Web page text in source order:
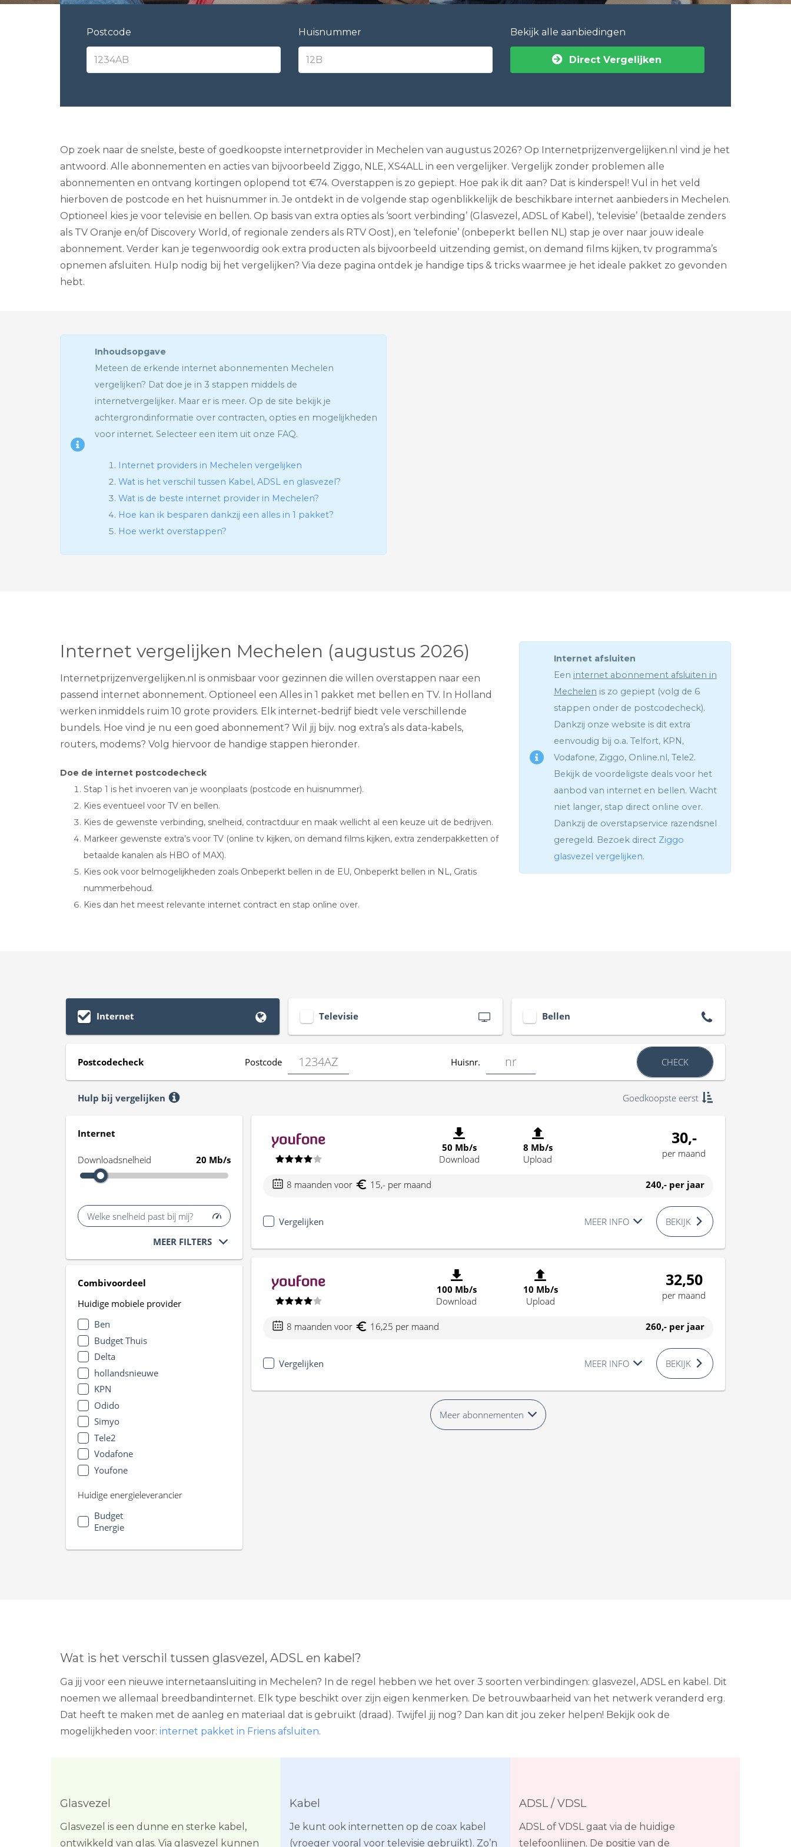
v
e
n
n
t
e
n
B
l
l
n
G
z
r
i
Postcode Huisnummer Bekijk alle aanbiedingen
Direct Vergelijken
Op zoek naar de snelste, beste of goedkoopste internetprovider in Mechelen van augustus 2026? Op Internetprijzenvergelijken.nl vind je het
antwoord. Alle abonnementen en acties van bijvoorbeeld Ziggo, NLE, XS4ALL in een vergelijker. Vergelijk zonder problemen alle
abonnementen en ontvang kortingen oplopend tot €74. Overstappen is zo gepiept. Hoe pak ik dit aan? Dat is kinderspel! Vul in het veld
hierboven de postcode en het huisnummer in. Je ontdekt in de volgende stap ogenblikkelijk de beschikbare internet aanbieders in Mechelen.
Optioneel kies je voor televisie en bellen. Op basis van extra opties als ‘soort verbinding’ (Glasvezel, ADSL of Kabel), ‘televisie’ (betaalde zenders
als TV Oranje en/of Discovery World, of regionale zenders als RTV Oost), en ‘telefonie’ (onbeperkt bellen NL) stap je over naar jouw ideale
abonnement. Verder kan je tegenwoordig ook extra producten als bijvoorbeeld uitzending gemist, on demand films kijken, tv programma’s
opnemen afsluiten. Hulp nodig bij het vergelijken? Via deze pagina ontdek je handige tips & tricks waarmee je het ideale pakket zo gevonden
hebt.
Inhoudsopgave
Meteen de erkende internet abonnementen Mechelen
vergelijken? Dat doe je in 3 stappen middels de
internetvergelijker. Maar er is meer. Op de site bekijk je
achtergrondinformatie over contracten, opties en mogelijkheden
voor internet. Selecteer een item uit onze FAQ.
Internet providers in Mechelen vergelijken
Wat is het verschil tussen Kabel, ADSL en glasvezel?
Wat is de beste internet provider in Mechelen?
Hoe kan ik besparen dankzij een alles in 1 pakket?
Hoe werkt overstappen?
Internet vergelijken Mechelen (augustus 2026)
Internetprijzenvergelijken.nl is onmisbaar voor gezinnen die willen overstappen naar een
passend internet abonnement. Optioneel een Alles in 1 pakket met bellen en TV. In Holland
werken inmiddels ruim 10 grote providers. Elk internet-bedrijf biedt vele verschillende
bundels. Hoe vind je nu een goed abonnement? Wil jij bijv. nog extra’s als data-kabels,
routers, modems? Volg hiervoor de handige stappen hieronder.
Doe de internet postcodecheck
Stap 1 is het invoeren van je woonplaats (postcode en huisnummer).
Kies eventueel voor TV en bellen.
Kies de gewenste verbinding, snelheid, contractduur en maak wellicht al een keuze uit de bedrijven.
Markeer gewenste extra’s voor TV (online tv kijken, on demand films kijken, extra zenderpakketten of
betaalde kanalen als HBO of MAX).
Kies ook voor belmogelijkheden zoals Onbeperkt bellen in de EU, Onbeperkt bellen in NL, Gratis
nummerbehoud.
Kies dan het meest relevante internet contract en stap online over.
Internet afsluiten
Een internet abonnement afsluiten in
Mechelen is zo gepiept (volg de 6
stappen onder de postcodecheck).
Dankzij onze website is dit extra
eenvoudig bij o.a. Telfort, KPN,
Vodafone, Ziggo, Online.nl, Tele2.
Bekijk de voordeligste deals voor het
aanbod van internet en bellen. Wacht
niet langer, stap direct online over.
Dankzij de overstapservice razendsnel
geregeld. Bezoek direct Ziggo
glasvezel vergelijken.
Internet Televisie Bellen
Postcodecheck Postcode Huisnr. CHECK
Hulp bij vergelijken Goedkoopste eerst
Internet
Downloadsnelheid 20 Mb/s
Welke snelheid past bij mij?
MEER FILTERS
Combivoordeel
Huidige mobiele provider
Ben
Budget Thuis
Delta
hollandsnieuwe
KPN
Odido
Simyo
Tele2
Vodafone
Youfone
Huidige energieleverancier
Budget
Energie
50 Mb/s
Download
8 Mb/s
Upload
30,-
per maand
8 maanden voor 15,- per maand 240,- per jaar
Vergelijken MEER INFO BEKIJK
100 Mb/s
Download
10 Mb/s
Upload
32,50
per maand
8 maanden voor 16,25 per maand 260,- per jaar
Vergelijken MEER INFO BEKIJK
Meer abonnementen
Wat is het verschil tussen glasvezel, ADSL en kabel?
Ga jij voor een nieuwe internetaansluiting in Mechelen? In de regel hebben we het over 3 soorten verbindingen: glasvezel, ADSL en kabel. Dit
noemen we allemaal breedbandinternet. Elk type beschikt over zijn eigen kenmerken. De betrouwbaarheid van het netwerk veranderd erg.
Dat heeft te maken met de aanleg en materiaal dat is gebruikt (draad). Twijfel jij nog? Dan kan dit jou zeker helpen! Bekijk ook de
mogelijkheden voor: internet pakket in Friens afsluiten.
Glasvezel
Glasvezel is een dunne en sterke kabel,
ontwikkeld van glas. Via glasvezel kunnen
Kabel
Je kunt ook internetten op de coax kabel
(vroeger vooral voor televisie gebruikt). Zo’n
ADSL / VDSL
ADSL of VDSL gaat via de huidige
telefoonlijnen. De positie van de